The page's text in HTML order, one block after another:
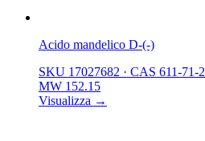
Acido mandelico D-(-)
SKU 17027682 · CAS 611-71-2
MW 152.15
Visualizza →